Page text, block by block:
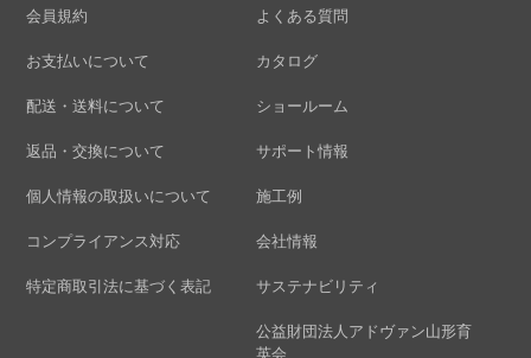
会員規約
お支払いについて
配送・送料について
返品・交換について
個人情報の取扱いについて
コンプライアンス対応
特定商取引法に基づく表記
よくある質問
カタログ
ショールーム
サポート情報
施工例
会社情報
サステナビリティ
公益財団法人アドヴァン山形育
英会